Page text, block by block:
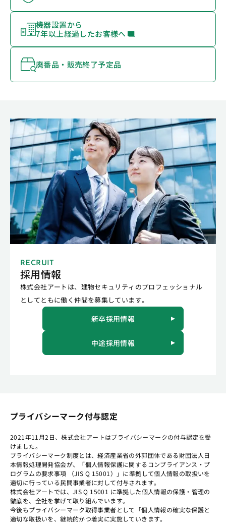
機器設置から
7年以上経過したお客様へ
廃番品・販売終了予定品
RECRUIT
採用情報
株式会社アートは、建物セキュリティのプロフェッショナル
としてともに働く仲間を募集しています。
新卒採用情報
中途採用情報
プライバシーマーク付与認定
2021年11月2日、株式会社アートはプライバシーマークの付与認定を受
けました。
プライバシーマーク制度とは、経済産業省の外郭団体である財団法人日
本情報処理開発協会が、「個人情報保護に関するコンプライアンス・プ
ログラムの要求事項 （JIS Q 15001）」に準拠して個人情報の取扱いを
適切に行っている民間事業者に対して付与されます。
株式会社アートでは、JIS Q 15001 に準拠した個人情報の保護・管理の
徹底を、全社を挙げて取り組んでいます。
今後もプライバシーマーク取得事業者として「個人情報の確実な保護と
適切な取扱いを、継続的かつ着実に実施していきます。